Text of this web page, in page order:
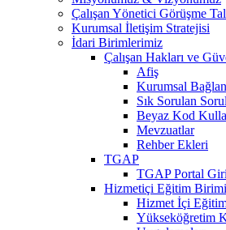
Çalışan Yönetici Görüşme
Kurumsal İletişim Stratejisi
İdari Birimlerimiz
Çalışan Hakları ve
Afiş
Kurumsal
Sık Sorulan
Beyaz Kod
Mevzuatlar
Rehber Ekleri
TGAP
TGAP Portal
Hizmetiçi Eğitim Birimi
Hizmet İçi
Yükseköğretim